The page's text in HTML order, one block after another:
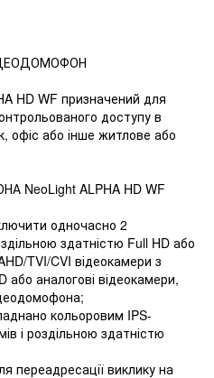
HD WF призначений для
доступу в
офіс або інше житлове або
NeoLight ALPHA HD WF
одночасно 2
здатністю Full HD або
TVI/CVI відеокамери з
або аналогові відеокамери,
кольоровим IPS-
і роздільною здатністю
переадресації виклику на